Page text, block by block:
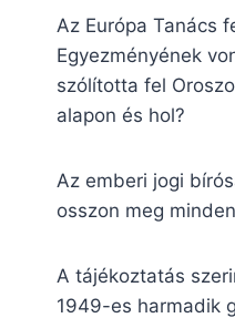
Az Európa Tanács
Egyezményének
szólította fel
alapon és hol?
Az emberi jogi
osszon meg
A tájékoztatás
1949-es harmadik